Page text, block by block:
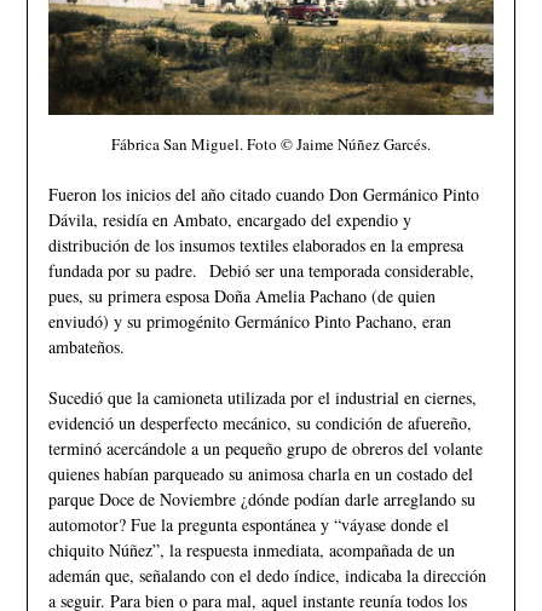
Fábrica San Miguel. Foto © Jaime Núñez Garcés.
Fueron los inicios del año citado cuando Don Germánico Pinto
Dávila, residía en Ambato, encargado del expendio y
distribución de los insumos textiles elaborados en la empresa
fundada por su padre. Debió ser una temporada considerable,
pues, su primera esposa Doña Amelia Pachano (de quien
enviudó) y su primogénito Germánico Pinto Pachano, eran
ambateños.
Sucedió que la camioneta utilizada por el industrial en ciernes,
evidenció un desperfecto mecánico, su condición de afuereño,
terminó acercándole a un pequeño grupo de obreros del volante
quienes habían parqueado su animosa charla en un costado del
parque Doce de Noviembre ¿dónde podían darle arreglando su
automotor? Fue la pregunta espontánea y “váyase donde el
chiquito Núñez”, la respuesta inmediata, acompañada de un
ademán que, señalando con el dedo índice, indicaba la dirección
a seguir. Para bien o para mal, aquel instante reunía todos los